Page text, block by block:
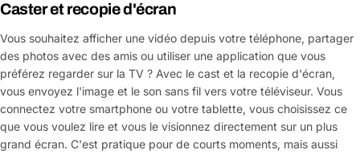
Caster et recopie d'écran
Vous souhaitez afficher une vidéo depuis votre téléphone, partager
des photos avec des amis ou utiliser une application que vous
préférez regarder sur la TV ? Avec le cast et la recopie d'écran,
vous envoyez l'image et le son sans fil vers votre téléviseur. Vous
connectez votre smartphone ou votre tablette, vous choisissez ce
que vous voulez lire et vous le visionnez directement sur un plus
grand écran. C'est pratique pour de courts moments, mais aussi